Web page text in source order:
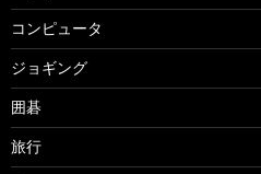
コンピュータ
ジョギング
囲碁
旅行